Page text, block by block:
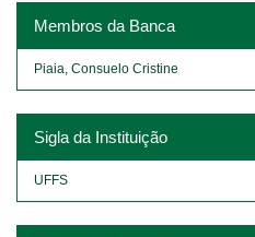
Membros da Banca
Piaia, Consuelo Cristine
Sigla da Instituição
UFFS